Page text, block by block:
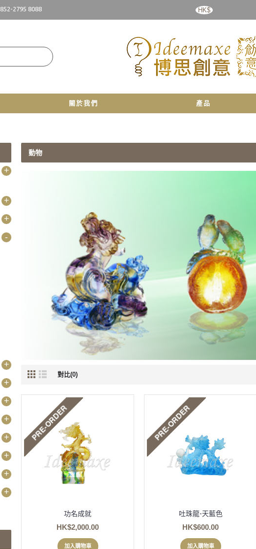
852-2795 8088 HK$
關於我們 產品
+
+
+
-
+
+
+
+
+
+
+
+
動物
對比(0)
功名成就
HK$2,000.00
加入購物車
吐珠龍-天藍色
HK$600.00
加入購物車